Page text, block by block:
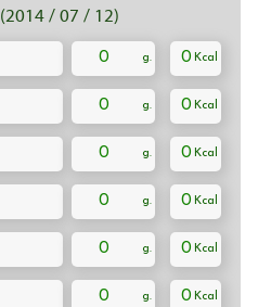
(2014 / 07 / 12)
0 0
0 0
0 0
0 0
0 0
0 0